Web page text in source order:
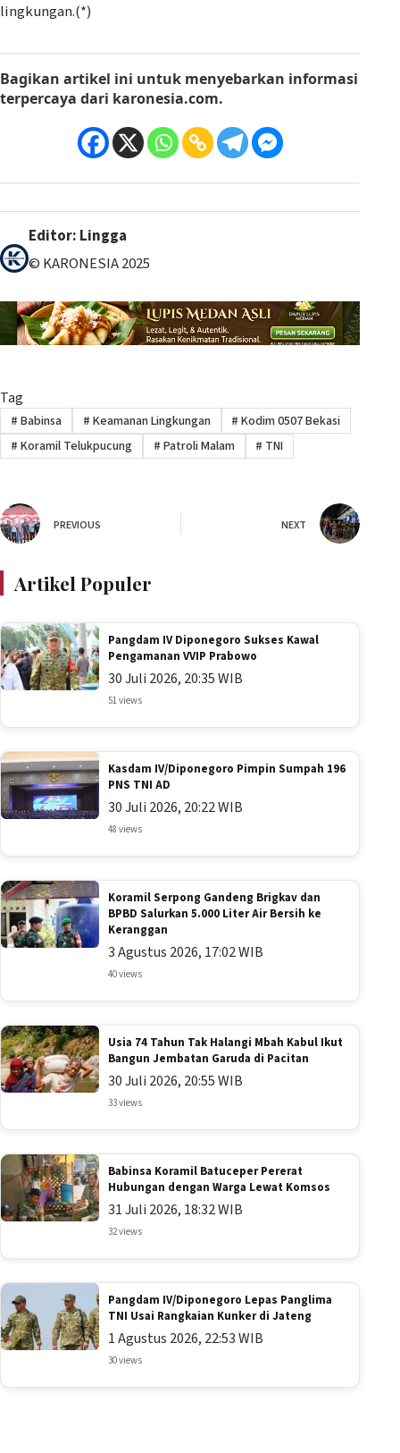
lingkungan.(*)
Bagikan artikel ini untuk menyebarkan informasi
terpercaya dari karonesia.com.
Editor: Lingga
© KARONESIA 2025
Tag
# Babinsa # Keamanan Lingkungan # Kodim 0507 Bekasi
# Koramil Telukpucung # Patroli Malam # TNI
PREVIOUS NEXT
Artikel Populer
Pangdam IV Diponegoro Sukses Kawal
Pengamanan VVIP Prabowo
30 Juli 2026, 20:35 WIB
51 views
Kasdam IV/Diponegoro Pimpin Sumpah 196
PNS TNI AD
30 Juli 2026, 20:22 WIB
48 views
Koramil Serpong Gandeng Brigkav dan
BPBD Salurkan 5.000 Liter Air Bersih ke
Keranggan
3 Agustus 2026, 17:02 WIB
40 views
Usia 74 Tahun Tak Halangi Mbah Kabul Ikut
Bangun Jembatan Garuda di Pacitan
30 Juli 2026, 20:55 WIB
33 views
Babinsa Koramil Batuceper Pererat
Hubungan dengan Warga Lewat Komsos
31 Juli 2026, 18:32 WIB
32 views
Pangdam IV/Diponegoro Lepas Panglima
TNI Usai Rangkaian Kunker di Jateng
1 Agustus 2026, 22:53 WIB
30 views